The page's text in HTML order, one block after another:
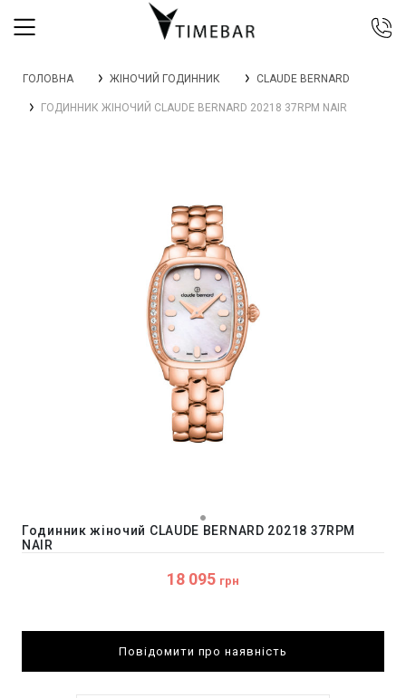
044 392 44 45
067 344 14 44 (viber)
ГОЛОВНА ЖІНОЧИЙ ГОДИННИК CLAUDE BERNARD
ГОДИННИК ЖІНОЧИЙ CLAUDE BERNARD 20218 37RPM NAIR
Годинник жіночий CLAUDE BERNARD 20218 37RPM
NAIR
18 095 грн
Повідомити про наявність